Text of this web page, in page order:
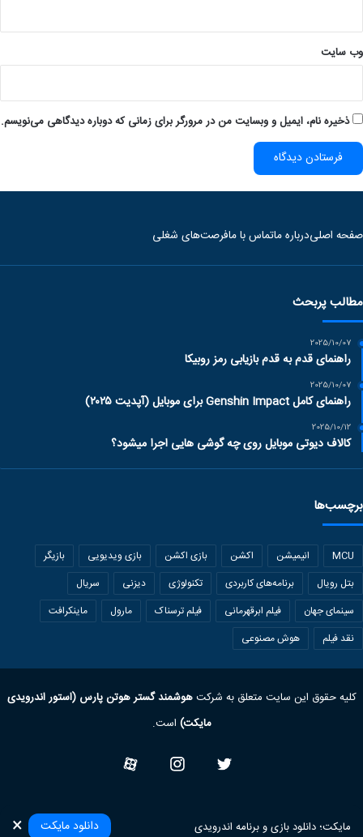
وب‌ سایت
ذخیره نام، ایمیل و وبسایت من در مرورگر برای زمانی که دوباره دیدگاهی می‌نویسم.
صفحه اصلیدرباره ماتماس با مافرصت‌های شغلی
مطالب پربحث
2025/10/07
راهنمای قدم به قدم بازیابی رمز روبیکا
2025/10/07
راهنمای کامل Genshin Impact برای موبایل (آپدیت ۲۰۲۵)
2025/10/12
کالاف دیوتی موبایل روی چه گوشی هایی اجرا میشود؟
برچسب‌ها
MCU انیمیشن اکشن بازی اکشن بازی ویدیویی
بازیگر
بتل رویال
برنامه‌های کاربردی تکنولوژی دیزنی
سریال
سینمای جهان
فیلم ابرقهرمانی فیلم ترسناک مارول
ماینکرافت
نقد فیلم
هوش مصنوعی
کلیه حقوق این سایت متعلق به شرکتهوشمند گستر هوتن پارس (استور اندرویدی
مایکت) است.
Twitter
Instagram
مایکت؛ دانلود بازی‌ و برنامه‌ اندرویدی دانلود مایکت ×